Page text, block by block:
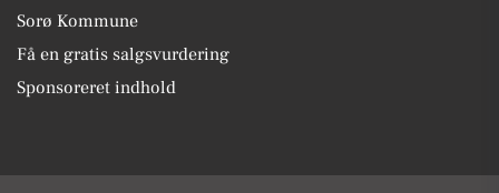
Sorø Kommune
Få en gratis salgsvurdering
Sponsoreret indhold